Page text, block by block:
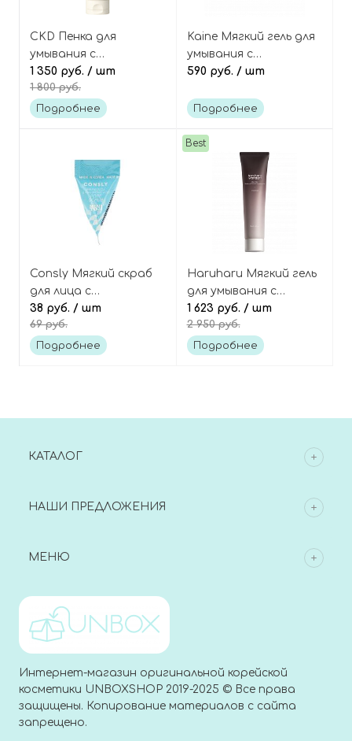
CKD Пенка для
умывания с
ретиналем и
коллагеном, Retino
Collagen Small
1 350 руб. / шт
1 800 руб.
Подробнее
Kaine Мягкий гель для
умывания с
розмарином
Rosemary Relief Gel
590 руб. / шт
Подробнее
Consly Мягкий скраб
для лица с
гиалуроновой
кислотой и содой
(пирамидка), Mini To Go
38 руб. / шт
69 руб.
Подробнее
Best
Haruharu Мягкий гель
для умывания с
пониженным pH,
Wonder Black Rice
Moisture 5.5 Soft
1 623 руб. / шт
2 950 руб.
Подробнее
КАТАЛОГ
НАШИ ПРЕДЛОЖЕНИЯ
МЕНЮ
Интернет-магазин оригинальной корейской
косметики UNBOXSHOP 2019-2025 © Все права
защищены. Копирование материалов с сайта
запрещено.